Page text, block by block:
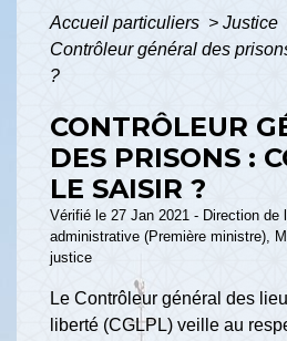
Accueil particuliers > Justice
Contrôleur général des
?
CONTRÔLEUR
DES PRISONS :
LE SAISIR ?
Vérifié le 27 Jan 2021 - Direction de
administrative (Première ministre),
justice
Le Contrôleur général des
liberté (CGLPL) veille au